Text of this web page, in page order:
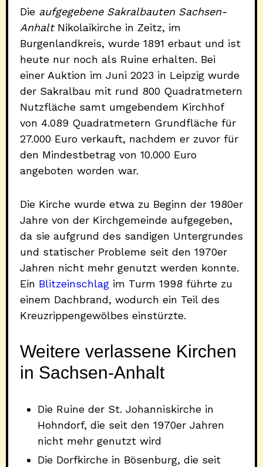
Die aufgegebene Sakralbauten Sachsen-
AnhaltNikolaikirche in Zeitz, im
Burgenlandkreis, wurde 1891 erbaut und ist
heute nur noch als Ruine erhalten. Bei
einer Auktion im Juni 2023 in Leipzig wurde
der Sakralbau mit rund 800 Quadratmetern
Nutzfläche samt umgebendem Kirchhof
von 4.089 Quadratmetern Grundfläche für
27.000 Euro verkauft, nachdem er zuvor für
den Mindestbetrag von 10.000 Euro
angeboten worden war.
Die Kirche wurde etwa zu Beginn der 1980er
Jahre von der Kirchgemeinde aufgegeben,
da sie aufgrund des sandigen Untergrundes
und statischer Probleme seit den 1970er
Jahren nicht mehr genutzt werden konnte.
Ein Blitzeinschlag im Turm 1998 führte zu
einem Dachbrand, wodurch ein Teil des
Kreuzrippengewölbes einstürzte.
Weitere verlassene Kirchen
in Sachsen-Anhalt
Die Ruine der St. Johanniskirche in
Hohndorf, die seit den 1970er Jahren
nicht mehr genutzt wird
Die Dorfkirche in Bösenburg, die seit